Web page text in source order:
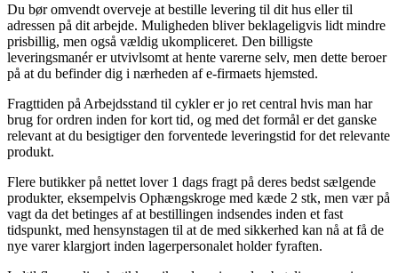
Du bør omvendt overveje at bestille levering til dit hus eller til
adressen på dit arbejde. Muligheden bliver beklageligvis lidt mindre
prisbillig, men også vældig ukompliceret. Den billigste
leveringsmanér er utvivlsomt at hente varerne selv, men dette beroer
på at du befinder dig i nærheden af e-firmaets hjemsted.
Fragttiden på Arbejdsstand til cykler er jo ret central hvis man har
brug for ordren inden for kort tid, og med det formål er det ganske
relevant at du besigtiger den forventede leveringstid for det relevante
produkt.
Flere butikker på nettet lover 1 dags fragt på deres bedst sælgende
produkter, eksempelvis Ophængskroge med kæde 2 stk, men vær på
vagt da det betinges af at bestillingen indsendes inden et fast
tidspunkt, med hensynstagen til at de med sikkerhed kan nå at få de
nye varer klargjort inden lagerpersonalet holder fyraften.